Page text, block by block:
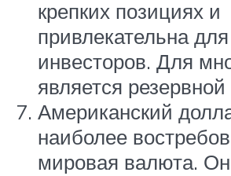
крепких позициях и
привлекательна для
инвесторов. Для
является
Американский
наиболее
мировая валюта.